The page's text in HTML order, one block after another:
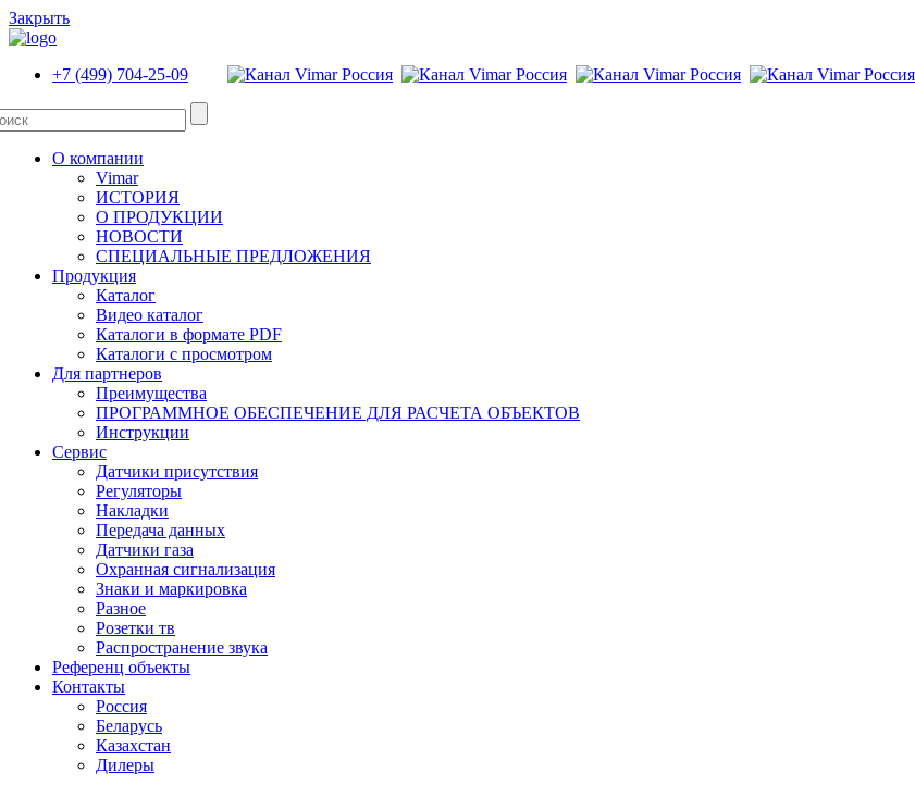
Закрыть
+7 (499) 704-25-09
О компании
Vimar
ИСТОРИЯ
О ПРОДУКЦИИ
НОВОСТИ
СПЕЦИАЛЬНЫЕ ПРЕДЛОЖЕНИЯ
Продукция
Каталог
Видео каталог
Каталоги в формате PDF
Каталоги с просмотром
Для партнеров
Преимущества
ПРОГРАММНОЕ ОБЕСПЕЧЕНИЕ ДЛЯ РАСЧЕТА ОБЪЕКТОВ
Инструкции
Сервис
Датчики присутствия
Регуляторы
Накладки
Передача данных
Датчики газа
Охранная сигнализация
Знаки и маркировка
Разное
Розетки тв
Распространение звука
Референц объекты
Контакты
Россия
Беларусь
Казахстан
Дилеры